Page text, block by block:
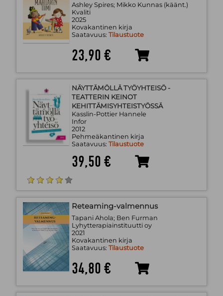
Ashley Spires; Mikko Kunnas (käänt.)
Kvaliti
2025
Kovakantinen kirja
Saatavuus: Tilaustuote
23,90 €
NÄYTTÄMÖLLÄ TYÖYHTEISÖ -
TEATTERIN KEINOT
KEHITTÄMISYHTEISTYÖSSÄ
Kasslin-Pottier Hannele
Infor
2012
Pehmeäkantinen kirja
Saatavuus: Tilaustuote
39,50 €
Reteaming-valmennus
Tapani Ahola; Ben Furman
Lyhytterapiainstituutti oy
2021
Kovakantinen kirja
Saatavuus: Tilaustuote
34,80 €